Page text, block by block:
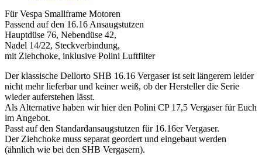
Für Vespa Smallframe Motoren
Passend auf den 16.16 Ansaugstutzen
Hauptdüse 76, Nebendüse 42,
Nadel 14/22, Steckverbindung,
mit Ziehchoke, inklusive Polini Luftfilter
Der klassische Dellorto SHB 16.16 Vergaser ist seit längerem leider
nicht mehr lieferbar und keiner weiß, ob der Hersteller die Serie
wieder auferstehen lässt.
Als Alternative haben wir hier den Polini CP 17,5 Vergaser für Euch
im Angebot.
Passt auf den Standardansaugstutzen für 16.16er Vergaser.
Der Ziehchoke muss separat geordert und eingebaut werden
(ähnlich wie bei den SHB Vergasern).